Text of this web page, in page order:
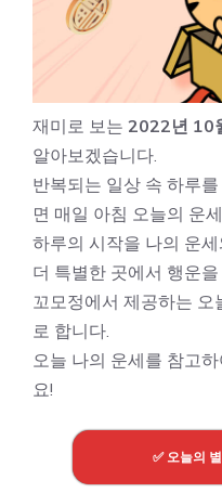
재미로 보는 2022년 10
알아보겠습니다.
반복되는 일상 속 하루
면 매일 아침 오늘의 운
하루의 시작을 나의 운
더 특별한 곳에서 행운
꼬모정에서 제공하는
로 합니다.
오늘 나의 운세를 참고
요!
✅ 오늘의